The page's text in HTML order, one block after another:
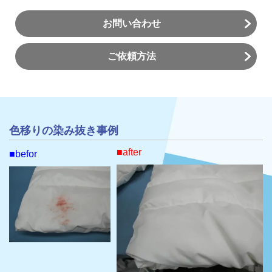
お問い合わせ
ご依頼方法
色移りの染み抜き事例
■befor ■after